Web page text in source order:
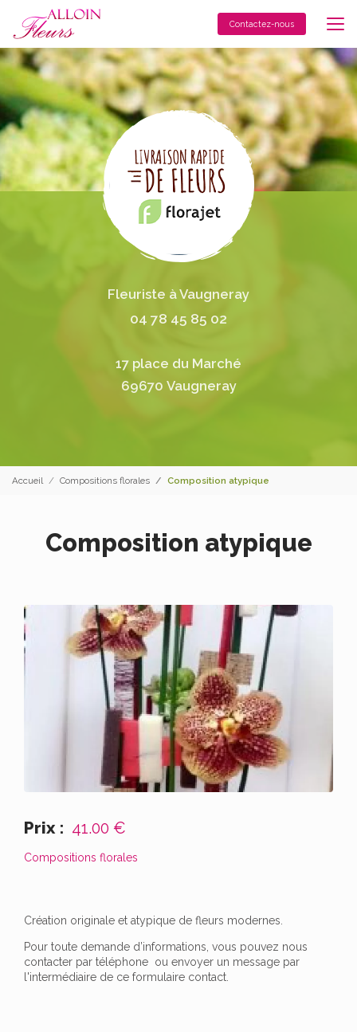
contenu
principal
Contactez-nous
Fleuriste à Vaugneray
04 78 45 85 02
17 place du Marché
69670 Vaugneray
Accueil Compositions florales Composition atypique
Composition atypique
Prix : 41.00 €
Compositions florales
Création originale et atypique de fleurs modernes.
Pour toute demande d’informations, vous pouvez nous
contacter par téléphone ou envoyer un message par
l'intermédiaire de ce formulaire contact.